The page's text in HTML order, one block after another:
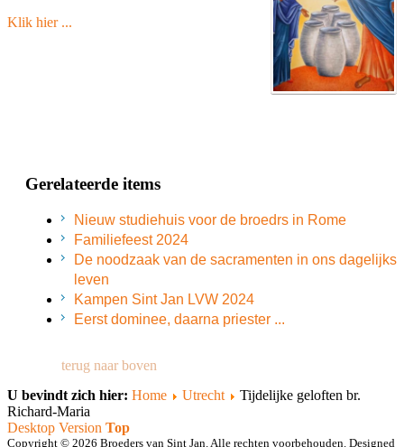
Klik hier ...
Gerelateerde items
Nieuw studiehuis voor de broedrs in Rome
Familiefeest 2024
De noodzaak van de sacramenten in ons dagelijks
leven
Kampen Sint Jan LVW 2024
Eerst dominee, daarna priester ...
terug naar boven
U bevindt zich hier: Home Utrecht
Tijdelijke geloften br.
Richard-Maria
Desktop Version Top
Copyright © 2026 Broeders van Sint Jan. Alle rechten voorbehouden. Designed